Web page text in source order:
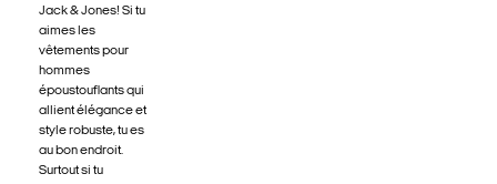
Jack & Jones! Si tu
aimes les
vêtements pour
hommes
époustouflants qui
allient élégance et
style robuste, tu es
au bon endroit.
Surtout si tu